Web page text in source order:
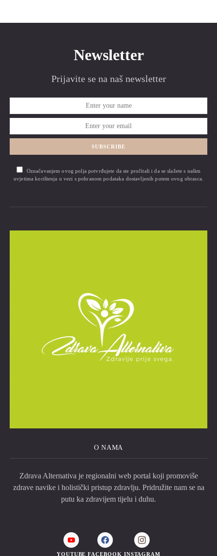
Newsletter
Prijavite se na naš newsletter
SUBSCRIBE
Označavanjem ovog polja potvrđujete da ste pročitali i da se slažete s našim
uvjetima korištenja u vezi s pohranom podataka dostavljenih putem ovog obrasca.
O NAMA
Zdrava Alternativa je regionalni web portal koji promoviše
zdrave navike i holistički pristup zdravlju. Pridružite nam se na
putu ka zdravijem tijelu i duhu.
YOUTUBE FACEBOOK INSTAGRAM